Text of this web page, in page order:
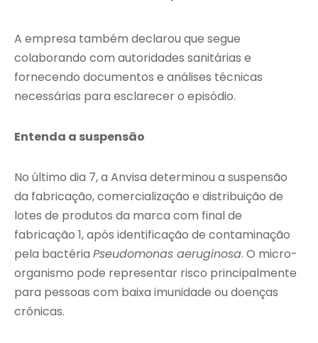
A empresa também declarou que segue
colaborando com autoridades sanitárias e
fornecendo documentos e análises técnicas
necessárias para esclarecer o episódio.
Entenda a suspensão
No último dia 7, a Anvisa determinou a suspensão
da fabricação, comercialização e distribuição de
lotes de produtos da marca com final de
fabricação 1, após identificação de contaminação
pela bactéria Pseudomonas aeruginosa. O micro-
organismo pode representar risco principalmente
para pessoas com baixa imunidade ou doenças
crônicas.